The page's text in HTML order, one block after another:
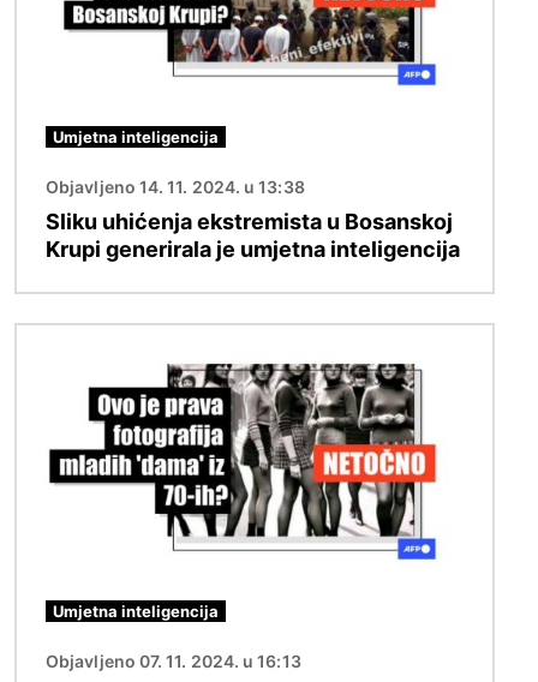
Umjetna inteligencija
Objavljeno 14. 11. 2024. u 13:38
Sliku uhićenja ekstremista u Bosanskoj
Krupi generirala je umjetna inteligencija
Umjetna inteligencija
Objavljeno 07. 11. 2024. u 16:13